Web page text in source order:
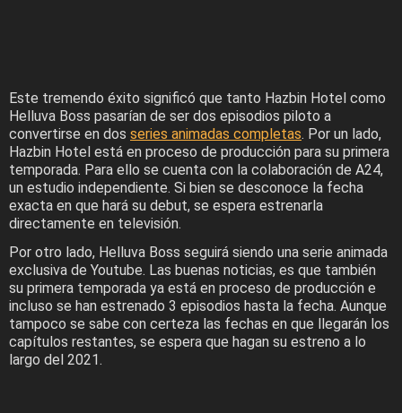
Este tremendo éxito significó que tanto Hazbin Hotel como
Helluva Boss pasarían de ser dos episodios piloto a
convertirse en dos series animadas completas. Por un lado,
Hazbin Hotel está en proceso de producción para su primera
temporada. Para ello se cuenta con la colaboración de A24,
un estudio independiente. Si bien se desconoce la fecha
exacta en que hará su debut, se espera estrenarla
directamente en televisión.
Por otro lado, Helluva Boss seguirá siendo una serie animada
exclusiva de Youtube. Las buenas noticias, es que también
su primera temporada ya está en proceso de producción e
incluso se han estrenado 3 episodios hasta la fecha. Aunque
tampoco se sabe con certeza las fechas en que llegarán los
capítulos restantes, se espera que hagan su estreno a lo
largo del 2021.